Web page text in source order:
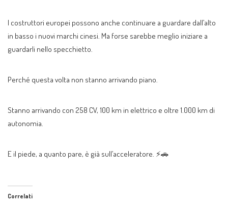
I costruttori europei possono anche continuare a guardare dall’alto
in basso i nuovi marchi cinesi. Ma forse sarebbe meglio iniziare a
guardarli nello specchietto.
Perché questa volta non stanno arrivando piano.
Stanno arrivando con 258 CV, 100 km in elettrico e oltre 1.000 km di
autonomia.
E il piede, a quanto pare, è già sull’acceleratore. ⚡🚗
Correlati